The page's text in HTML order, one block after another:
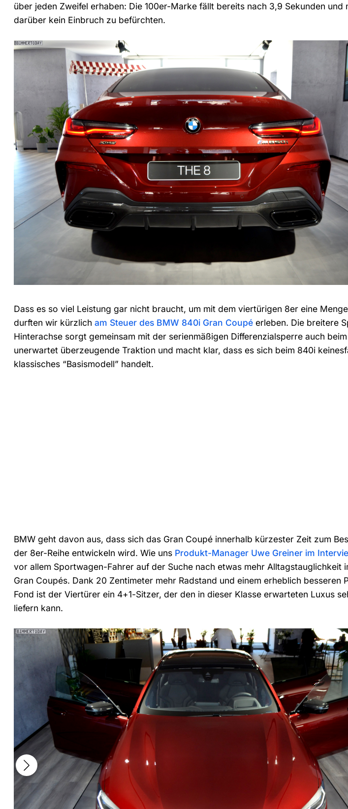
über jeden Zweifel erhaben: Die 100er-Marke fällt bereits nach 3,9 Sekunden und
darüber kein Einbruch zu befürchten.
Dass es so viel Leistung gar nicht braucht, um mit dem viertürigen 8er eine
durften wir kürzlicham Steuer des BMW 840i Gran Coupé erleben. Die breitere
Hinterachse sorgt gemeinsam mit der serienmäßigen Differenzialsperre auch
unerwartet überzeugende Traktion und macht klar, dass es sich beim 840i
klassisches “Basismodell” handelt.
BMW geht davon aus, dass sich das Gran Coupé innerhalb kürzester Zeit zum
der 8er-Reihe entwickeln wird. Wie uns Produkt-Manager Uwe Greiner im
vor allem Sportwagen-Fahrer auf der Suche nach etwas mehr Alltagstauglichkeit
Gran Coupés. Dank 20 Zentimeter mehr Radstand und einem erheblich besseren
Fond ist der Viertürer ein 4+1-Sitzer, der den in dieser Klasse erwarteten Luxus
liefern kann.